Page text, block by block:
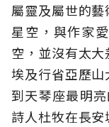
屬靈及屬世的
星空，與作家
空，並沒有太
埃及行省亞歷
到天琴座最明
詩人杜牧在長